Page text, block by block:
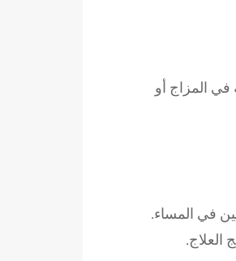
المزاج أو
في المساء.
العلاج.